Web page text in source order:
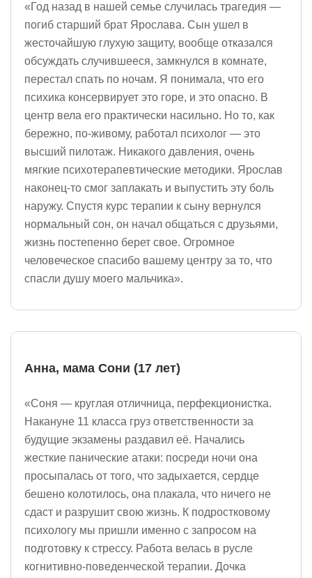
«Год назад в нашей семье случилась трагедия —
погиб старший брат Ярослава. Сын ушел в
жесточайшую глухую защиту, вообще отказался
обсуждать случившееся, замкнулся в комнате,
перестал спать по ночам. Я понимала, что его
психика консервирует это горе, и это опасно. В
центр вела его практически насильно. Но то, как
бережно, по-живому, работал психолог — это
высший пилотаж. Никакого давления, очень
мягкие психотерапевтические методики. Ярослав
наконец-то смог заплакать и выпустить эту боль
наружу. Спустя курс терапии к сыну вернулся
нормальный сон, он начал общаться с друзьями,
жизнь постепенно берет свое. Огромное
человеческое спасибо вашему центру за то, что
спасли душу моего мальчика».
Анна, мама Сони (17 лет)
«Соня — круглая отличница, перфекционистка.
Накануне 11 класса груз ответственности за
будущие экзамены раздавил её. Начались
жесткие панические атаки: посреди ночи она
просыпалась от того, что задыхается, сердце
бешено колотилось, она плакала, что ничего не
сдаст и разрушит свою жизнь. К подростковому
психологу мы пришли именно с запросом на
подготовку к стрессу. Работа велась в русле
когнитивно-поведенческой терапии. Дочка